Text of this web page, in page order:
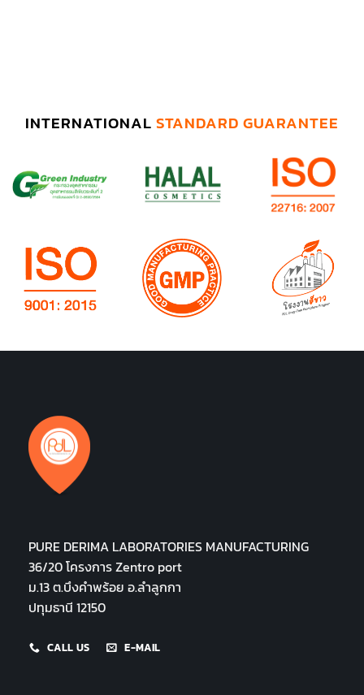
INTERNATIONAL STANDARD GUARANTEE
PURE DERIMA LABORATORIES MANUFACTURING
36/20 โครงการ Zentro port
ม.13 ต.บึงคำพร้อย อ.ลำลูกกา
ปทุมธานี 12150
CALL US E-MAIL